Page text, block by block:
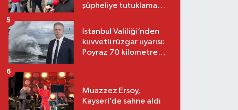
şüpheliye tutuklama
İstanbul Valiliği’nden
kuvvetli rüzgar uyarısı:
Poyraz 70 kilometre
5
Muazzez Ersoy,
Kayseri’de sahne aldı
6